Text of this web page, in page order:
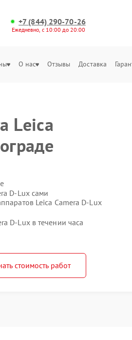
+7 (844) 290-70-26
Ежедневно, с 10:00 до 20:00
О нас Отзывы Доставка
Leica
D-Lux сами
Leica Camera D-Lux
D-Lux в течении часа
стоимость работ